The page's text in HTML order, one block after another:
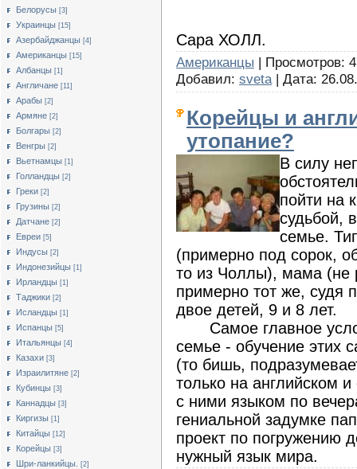
Белорусы [3]
Украинцы [15]
Азербайджанцы [4]
Американцы [15]
Албанцы [1]
Англичане [11]
Арабы [2]
Армяне [2]
Болгары [2]
Венгры [2]
Вьетнамцы [1]
Голландцы [2]
Греки [2]
Грузины [2]
Датчане [2]
Евреи [5]
Индусы [2]
Индонезийцы [1]
Ирландцы [1]
Таджики [2]
Исландцы [1]
Испанцы [5]
Итальянцы [4]
Казахи [3]
Израилитяне [2]
Кубинцы [3]
Каннадцы [3]
Киргизы [1]
Китайцы [12]
Корейцы [3]
Шри-ланкийцы. [2]
Сара ХОЛЛ.
Американцы | Просмотров:
Добавил: sveta | Дата:
Корейцы и
утопание?
В силу
пойти на
судьбой,
семье.
(примерно под сорок,
то из Чоллы), мама (не
примерно тот же, судя
двое детей, 9 и 8 лет.
Самое главное
семье - обучение этих
(то бишь,
только на английском
с ними языком по
гениальной задумке
проект по погружению
нужный язык мира.